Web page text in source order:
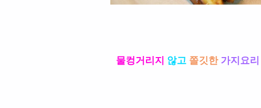
물컹거리지 않고 쫄깃한 가지요리